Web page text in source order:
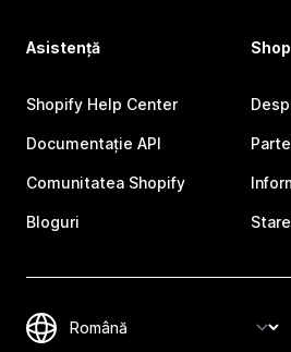
Asistență
Shopify Help Center
Documentație API
Comunitatea Shopify
Bloguri